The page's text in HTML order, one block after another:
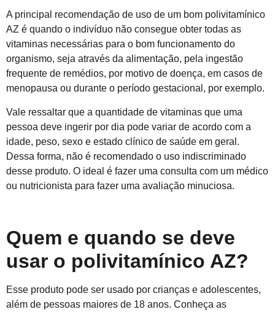
A principal recomendação de uso de um bom polivitamínico
AZ é quando o indivíduo não consegue obter todas as
vitaminas necessárias para o bom funcionamento do
organismo, seja através da alimentação, pela ingestão
frequente de remédios, por motivo de doença, em casos de
menopausa ou durante o período gestacional, por exemplo.
Vale ressaltar que a quantidade de vitaminas que uma
pessoa deve ingerir por dia pode variar de acordo com a
idade, peso, sexo e estado clínico de saúde em geral.
Dessa forma, não é recomendado o uso indiscriminado
desse produto. O ideal é fazer uma consulta com um médico
ou nutricionista para fazer uma avaliação minuciosa.
Quem e quando se deve
usar o polivitamínico AZ?
Esse produto pode ser usado por crianças e adolescentes,
além de pessoas maiores de 18 anos. Conheça as